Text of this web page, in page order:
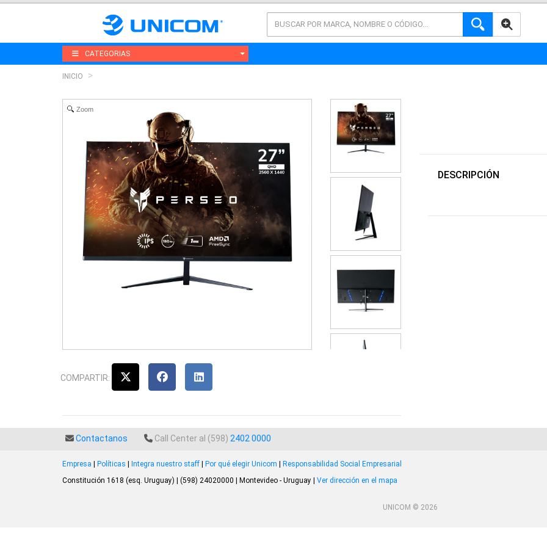
AVANZADA
CATEGORIAS
INICIO
Zoom
COMPARTIR:
DESCRIPCIÓN
Contactanos Call Center al (598) 2402 0000
Empresa Políticas Integra nuestro staff Por qué elegir Unicom
Responsabilidad Social Empresarial
Constitución 1618 (esq. Uruguay) | (598) 24020000 | Montevideo - Uruguay | Ver dirección en el mapa
UNICOM © 2026